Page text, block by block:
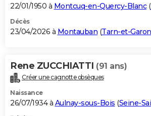
GUIDES D'ACHAT
BONS PLANS
Carte de Noël
Carte Bonne année
Carte Saint-Valentin
Carte Pâques
Carte d'anniversaire
DICTIONNAIRE
Dictionnaire
Biographies
Citations
Expressions
Proverbes
PROGRAMME TV
22/01/1950 à Montcuq-en-Quercy-Blanc(
Décès
23/04/2026 à Montauban (Tarn-et-
Rene ZUCCHIATTI (91 ans)
Créer une cagnotte obsèques
Naissance
26/07/1934 à Aulnay-sous-Bois (Seine-